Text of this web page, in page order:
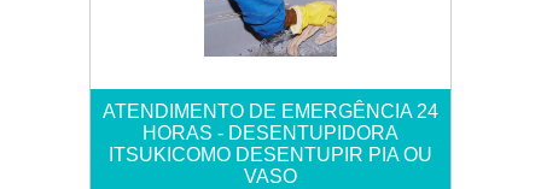
ATENDIMENTO DE EMERGÊNCIA 24
HORAS - DESENTUPIDORA
ITSUKICOMO DESENTUPIR PIA OU
VASO